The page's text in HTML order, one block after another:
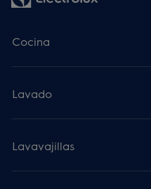
Cocina
Lavado
Lavavajillas